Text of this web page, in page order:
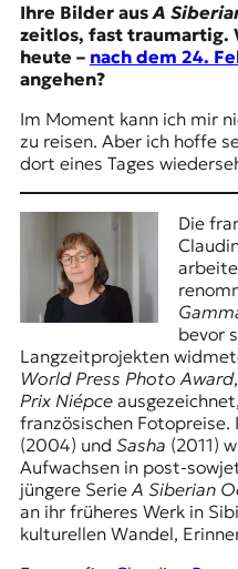
Ihre Bilder ausA
zeitlos, fast traumartig.
heute – nach dem 24.
angehen?
Im Moment kann ich mir
zu reisen. Aber ich hoffe
dort eines Tages
Die
bevor
Langzeitprojekten
World Press Photo Award
Prix Niépce
französischen Fotopreise.
(2004) und Sasha (2011)
Aufwachsen in post-
jüngere SerieA Siberian
an ihr früheres Werk in
kulturellen Wandel,